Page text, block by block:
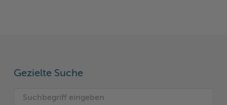
Gezielte Suche